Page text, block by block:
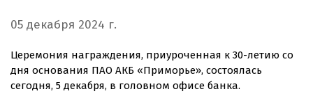
05 декабря 2024 г.
Церемония награждения, приуроченная к 30-летию со
дня основания ПАО АКБ «Приморье», состоялась
сегодня, 5 декабря, в головном офисе банка.